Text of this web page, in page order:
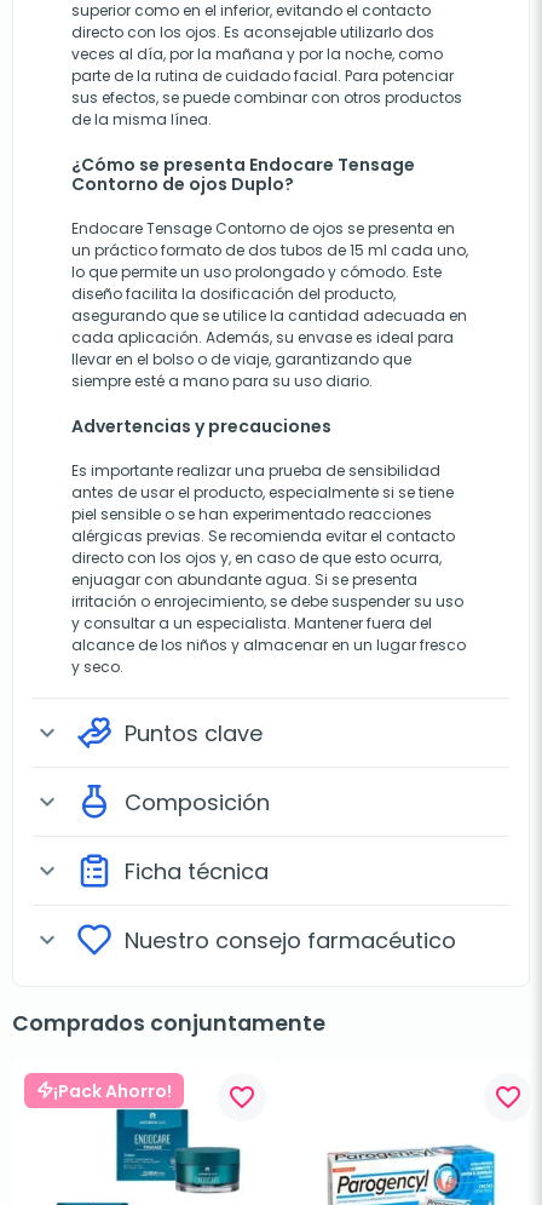
superior como en el inferior, evitando el contacto
directo con los ojos. Es aconsejable utilizarlo dos
veces al día, por la mañana y por la noche, como
parte de la rutina de cuidado facial. Para potenciar
sus efectos, se puede combinar con otros productos
de la misma línea.
¿Cómo se presenta Endocare Tensage
Contorno de ojos Duplo?
Endocare Tensage Contorno de ojos se presenta en
un práctico formato de dos tubos de 15 ml cada uno,
lo que permite un uso prolongado y cómodo. Este
diseño facilita la dosificación del producto,
asegurando que se utilice la cantidad adecuada en
cada aplicación. Además, su envase es ideal para
llevar en el bolso o de viaje, garantizando que
siempre esté a mano para su uso diario.
Advertencias y precauciones
Es importante realizar una prueba de sensibilidad
antes de usar el producto, especialmente si se tiene
piel sensible o se han experimentado reacciones
alérgicas previas. Se recomienda evitar el contacto
directo con los ojos y, en caso de que esto ocurra,
enjuagar con abundante agua. Si se presenta
irritación o enrojecimiento, se debe suspender su uso
y consultar a un especialista. Mantener fuera del
alcance de los niños y almacenar en un lugar fresco
y seco.
expand_more Puntos clave
expand_more Composición
expand_more Ficha técnica
expand_more Nuestro consejo farmacéutico
Comprados conjuntamente
¡Pack Ahorro! favorite_border favorite_border